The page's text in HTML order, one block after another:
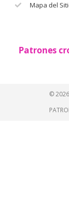
Mapa del
Patrones
© 2026